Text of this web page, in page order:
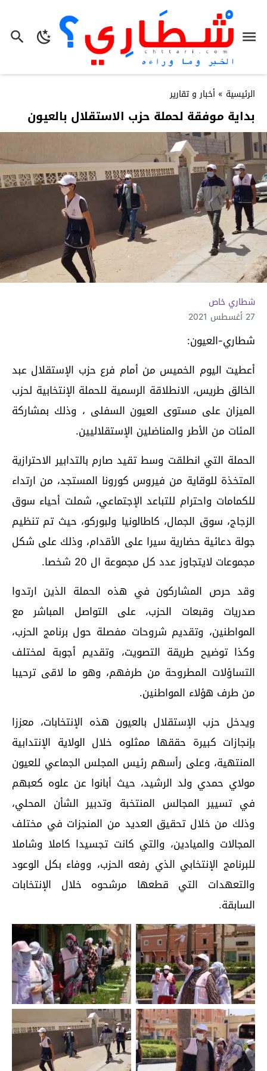
الرئيسية » أخبار و تقارير
بداية موفقة لحملة حزب الاستقلال بالعيون
شطاري خاص
27 أغسطس 2021
شطاري-العيون:
أعطيت اليوم الخميس من أمام فرع حزب الإستقلال عبد
الخالق طريس، الانطلاقة الرسمية للحملة الإنتخابية لحزب
الميزان على مستوى العيون السفلى ، وذلك بمشاركة
المئات من الأطر والمناضلين الإستقلاليين.
الحملة التي انطلقت وسط تقيد صارم بالتدابير الاحترازية
المتخذة للوقاية من فيروس كورونا المستجد، من ارتداء
للكمامات واحترام للتباعد الإجتماعي، شملت أحياء سوق
الزجاج، سوق الجمال، كاطالونيا ولبوركو، حيث تم تنظيم
جولة دعائية حضارية سيرا على الأقدام، وذلك على شكل
مجموعات لايتجاوز عدد كل مجموعة ال 20 شخصا.
وقد حرص المشاركون في هذه الحملة الذين ارتدوا
صدريات وقبعات الحزب، على التواصل المباشر مع
المواطنين، وتقديم شروحات مفصلة حول برنامج الحزب،
وكذا توضيح طريقة التصويت، وتقديم أجوبة لمختلف
التساؤلات المطروحة من طرفهم، وهو ما لاقى ترحيبا
من طرف هؤلاء المواطنين.
ويدخل حزب الإستقلال بالعيون هذه الإنتخابات، معززا
بإنجازات كبيرة حققها ممثلوه خلال الولاية الإنتدابية
المنتهية، وعلى رأسهم رئيس المجلس الجماعي للعيون
مولاي حمدي ولد الرشيد، حيث أبانوا عن علوه كعبهم
في تسيير المجالس المنتخبة وتدبير الشأن المحلي،
وذلك من خلال تحقيق العديد من المنجزات في مختلف
المجالات والميادين، والتي كانت تجسيدا كاملا وشاملا
للبرنامج الإنتخابي الذي رفعه الحزب، ووفاء بكل الوعود
والتعهدات التي قطعها مرشحوه خلال الإنتخابات
السابقة.